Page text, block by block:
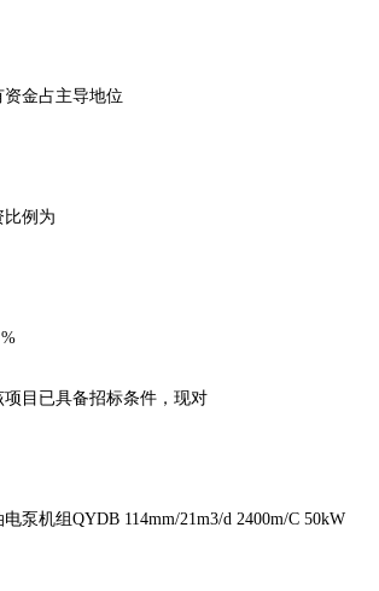
资金占主导地位
比例为
项目已具备招标条件，现对
电泵机组QYDB 114mm/21m3/d 2400m/C 50kW